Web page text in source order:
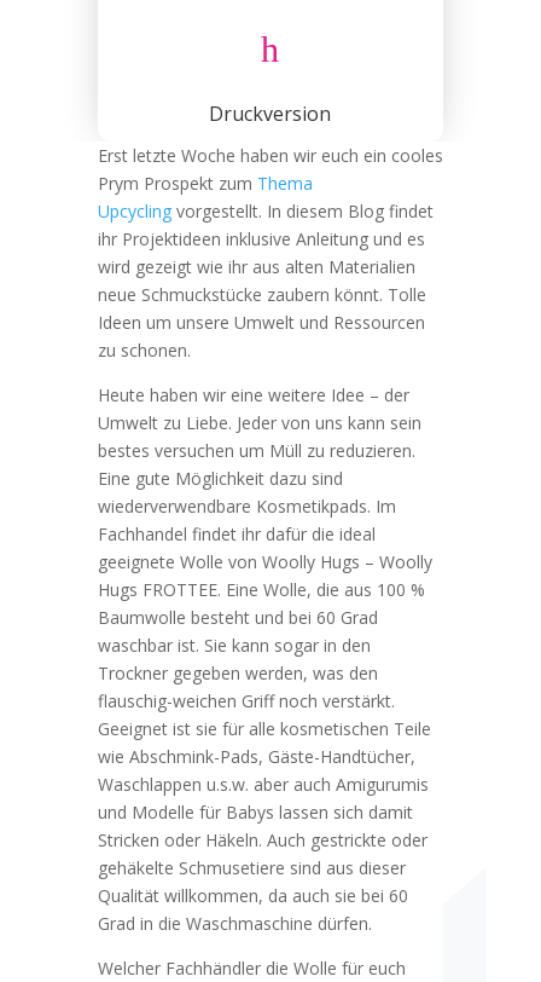
h
Druckversion
Erst letzte Woche haben wir euch ein cooles
Prym Prospekt zum Thema
Upcyclingvorgestellt. In diesem Blog findet
ihr Projektideen inklusive Anleitung und es
wird gezeigt wie ihr aus alten Materialien
neue Schmuckstücke zaubern könnt. Tolle
Ideen um unsere Umwelt und Ressourcen
zu schonen.
Heute haben wir eine weitere Idee – der
Umwelt zu Liebe. Jeder von uns kann sein
bestes versuchen um Müll zu reduzieren.
Eine gute Möglichkeit dazu sind
wiederverwendbare Kosmetikpads. Im
Fachhandel findet ihr dafür die ideal
geeignete Wolle von Woolly Hugs – Woolly
Hugs FROTTEE. Eine Wolle, die aus 100 %
Baumwolle besteht und bei 60 Grad
waschbar ist. Sie kann sogar in den
Trockner gegeben werden, was den
flauschig-weichen Griff noch verstärkt.
Geeignet ist sie für alle kosmetischen Teile
wie Abschmink-Pads, Gäste-Handtücher,
Waschlappen u.s.w. aber auch Amigurumis
und Modelle für Babys lassen sich damit
Stricken oder Häkeln. Auch gestrickte oder
gehäkelte Schmusetiere sind aus dieser
Qualität willkommen, da auch sie bei 60
Grad in die Waschmaschine dürfen.
Welcher Fachhändler die Wolle für euch